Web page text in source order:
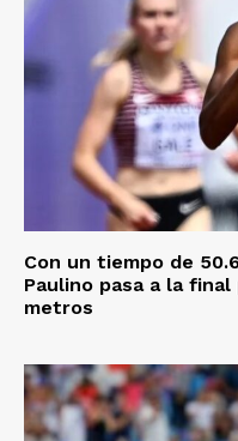
Con un tiempo de
Paulino pasa a la
metros